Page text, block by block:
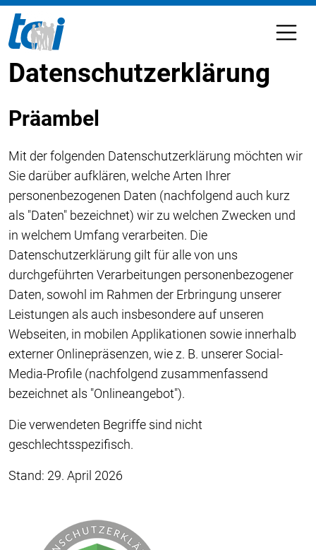
Datenschutzerklärung
Präambel
Mit der folgenden Datenschutzerklärung möchten wir
Sie darüber aufklären, welche Arten Ihrer
personenbezogenen Daten (nachfolgend auch kurz
als "Daten" bezeichnet) wir zu welchen Zwecken und
in welchem Umfang verarbeiten. Die
Datenschutzerklärung gilt für alle von uns
durchgeführten Verarbeitungen personenbezogener
Daten, sowohl im Rahmen der Erbringung unserer
Leistungen als auch insbesondere auf unseren
Webseiten, in mobilen Applikationen sowie innerhalb
externer Onlinepräsenzen, wie z. B. unserer Social-
Media-Profile (nachfolgend zusammenfassend
bezeichnet als "Onlineangebot").
Die verwendeten Begriffe sind nicht
geschlechtsspezifisch.
Stand: 29. April 2026